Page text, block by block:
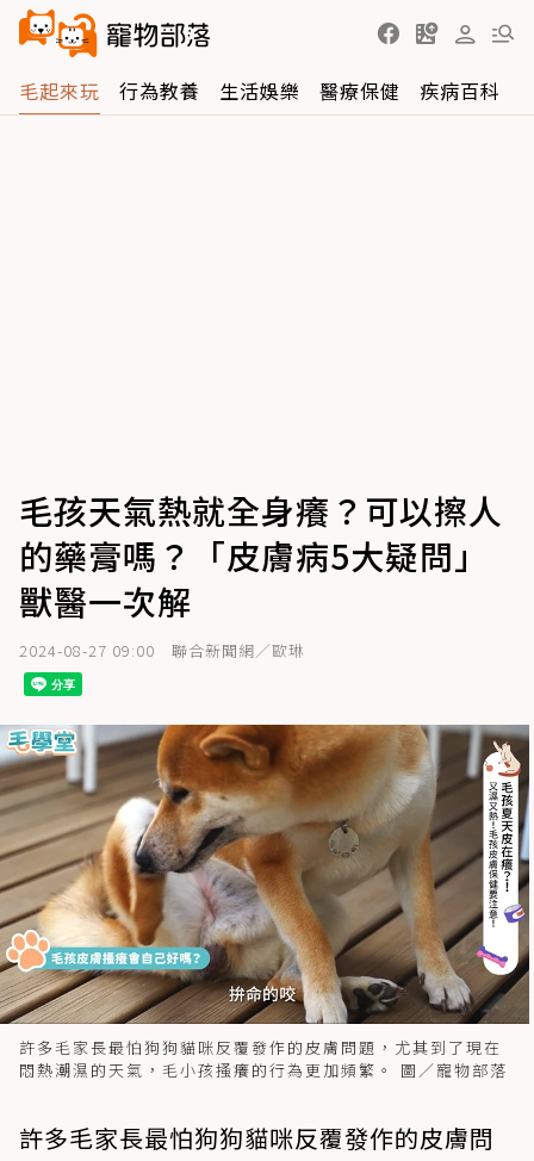
毛起來玩 行為教養 生活娛樂 醫療保健 疾病百科
毛孩天氣熱就全身癢？可以擦人
的藥膏嗎？「皮膚病5大疑問」
獸醫一次解
2024-08-27 09:00 聯合新聞網／歐琳
許多毛家長最怕狗狗貓咪反覆發作的皮膚問題，尤其到了現在
悶熱潮濕的天氣，毛小孩搔癢的行為更加頻繁。 圖／寵物部落
許多毛家長最怕狗狗貓咪反覆發作的皮膚問